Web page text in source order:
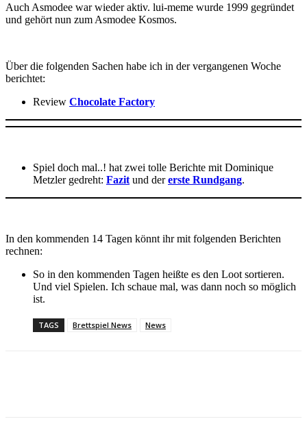
Auch Asmodee war wieder aktiv. lui-meme wurde 1999 gegründet
und gehört nun zum Asmodee Kosmos.
Über die folgenden Sachen habe ich in der vergangenen Woche
berichtet:
Review Chocolate Factory
Spiel doch mal..! hat zwei tolle Berichte mit Dominique
Metzler gedreht: Fazit und dererste Rundgang.
In den kommenden 14 Tagen könnt ihr mit folgenden Berichten
rechnen:
So in den kommenden Tagen heißte es den Loot sortieren.
Und viel Spielen. Ich schaue mal, was dann noch so möglich
ist.
TAGS Brettspiel News News